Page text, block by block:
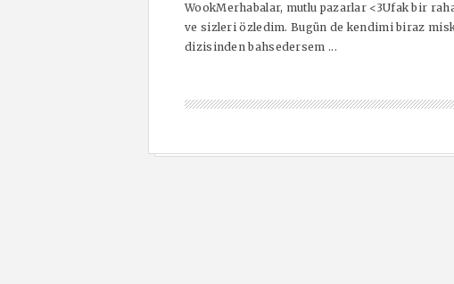
WookMerhabalar, mutlu pazarlar <3Ufak bir
ve sizleri özledim. Bugün de kendimi biraz
dizisinden bahsedersem ...